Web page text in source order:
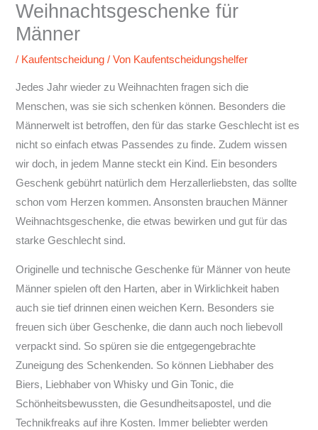
Weihnachtsgeschenke für
Männer
/ Kaufentscheidung / Von Kaufentscheidungshelfer
Jedes Jahr wieder zu Weihnachten fragen sich die
Menschen, was sie sich schenken können. Besonders die
Männerwelt ist betroffen, den für das starke Geschlecht ist es
nicht so einfach etwas Passendes zu finde. Zudem wissen
wir doch, in jedem Manne steckt ein Kind. Ein besonders
Geschenk gebührt natürlich dem Herzallerliebsten, das sollte
schon vom Herzen kommen. Ansonsten brauchen Männer
Weihnachtsgeschenke, die etwas bewirken und gut für das
starke Geschlecht sind.
Originelle und technische Geschenke für Männer von heute
Männer spielen oft den Harten, aber in Wirklichkeit haben
auch sie tief drinnen einen weichen Kern. Besonders sie
freuen sich über Geschenke, die dann auch noch liebevoll
verpackt sind. So spüren sie die entgegengebrachte
Zuneigung des Schenkenden. So können Liebhaber des
Biers, Liebhaber von Whisky und Gin Tonic, die
Schönheitsbewussten, die Gesundheitsapostel, und die
Technikfreaks auf ihre Kosten. Immer beliebter werden